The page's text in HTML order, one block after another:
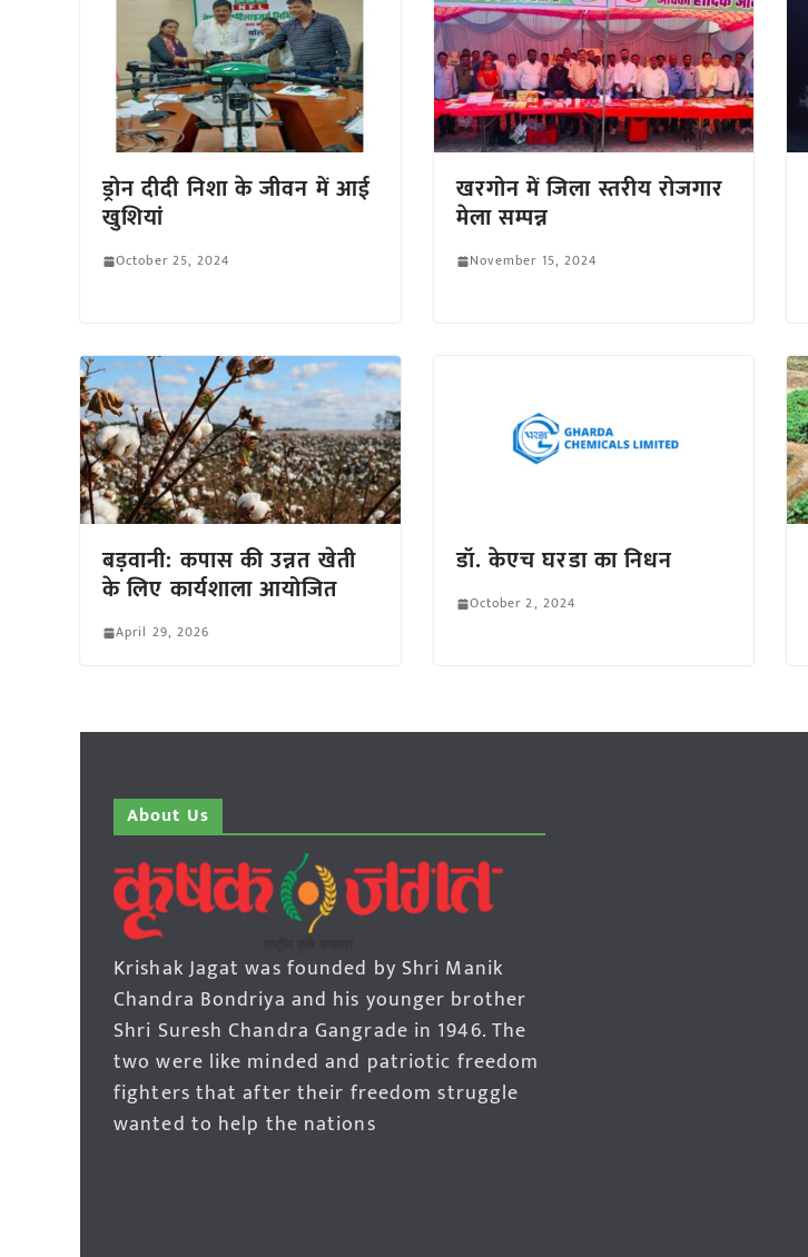
ड्रोन दीदी निशा के जीवन में आई
खुशियां
October 25, 2024
खरगोन में जिला स्तरीय रोजगार
मेला सम्पन्न
November 15, 2024
बड़वानी: कपास की उन्नत खेती
के लिए कार्यशाला आयोजित
April 29, 2026
डॉ. केएच घरडा का निधन
October 2, 2024
About Us
Krishak Jagat was founded by Shri Manik
Chandra Bondriya and his younger brother
Shri Suresh Chandra Gangrade in 1946. The
two were like minded and patriotic freedom
fighters that after their freedom struggle
wanted to help the nations